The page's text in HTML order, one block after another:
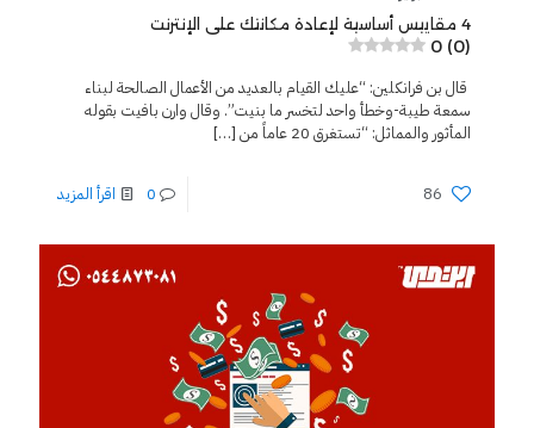
4 مقاييس أساسية لإعادة مكانتك على الإنترنت
0 (0)
قال بن فرانكلين: “عليك القيام بالعديد من الأعمال الصالحة لبناء
سمعة طيبة-وخطأ واحد لتخسر ما بنيت”. وقال وارن بافيت بقوله
المأثور والمماثل: “تستغرق 20 عاماً من
[…]
86
0 اقرأ المزيد